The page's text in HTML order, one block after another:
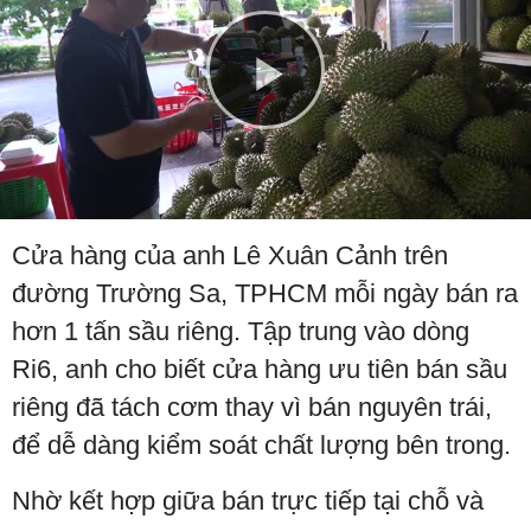
Play
Video
Cửa hàng của anh Lê Xuân Cảnh trên
đường Trường Sa, TPHCM mỗi ngày bán ra
hơn 1 tấn sầu riêng. Tập trung vào dòng
Ri6, anh cho biết cửa hàng ưu tiên bán sầu
riêng đã tách cơm thay vì bán nguyên trái,
để dễ dàng kiểm soát chất lượng bên trong.
Nhờ kết hợp giữa bán trực tiếp tại chỗ và